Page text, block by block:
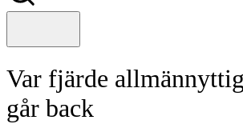
Var fjärde
går back